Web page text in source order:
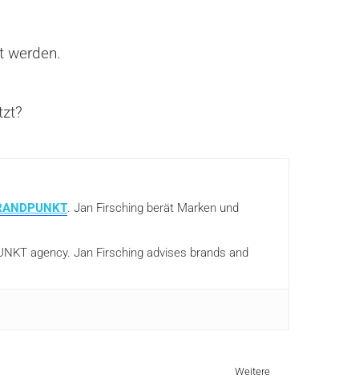
werden.
. Jan Firsching berät Marken und
agency. Jan Firsching advises brands and
Weitere